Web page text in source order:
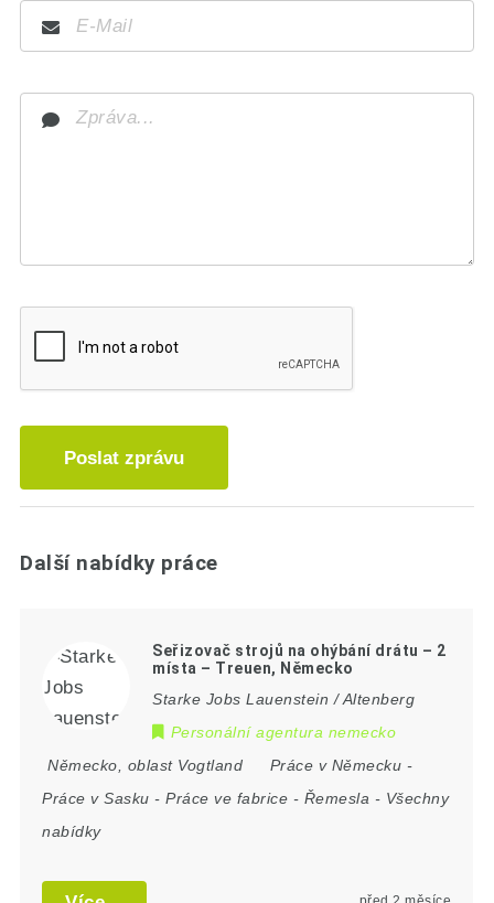
Poslat zprávu
Další nabídky práce
Seřizovač strojů na ohýbání drátu – 2
místa – Treuen, Německo
Starke Jobs Lauenstein / Altenberg
Personální agentura nemecko
Německo
oblast Vogtland Práce v Německu -
Práce v Sasku -Práce ve fabrice - Řemesla - Všechny
nabídky